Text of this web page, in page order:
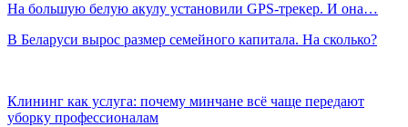
На большую белую акулу установили GPS-трекер. И она…
В Беларуси вырос размер семейного капитала. На сколько?
Клининг как услуга: почему минчане всё чаще передают
уборку профессионалам